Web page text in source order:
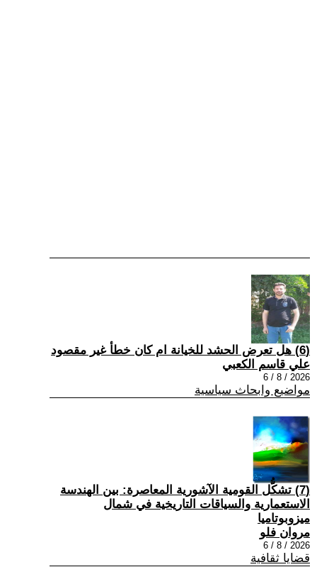
(6) هل تعرض الحشد للخيانة ام كان خطأ غير مقصود
علي قاسم الكعبي
2026 / 8 / 6
مواضيع وابحاث سياسية
(7) تشكُّل القومية الآشورية المعاصرة: بين الهندسة
الاستعمارية والسياقات التاريخية في شمال
ميزوبوتاميا
مروان فلو
2026 / 8 / 6
قضايا ثقافية